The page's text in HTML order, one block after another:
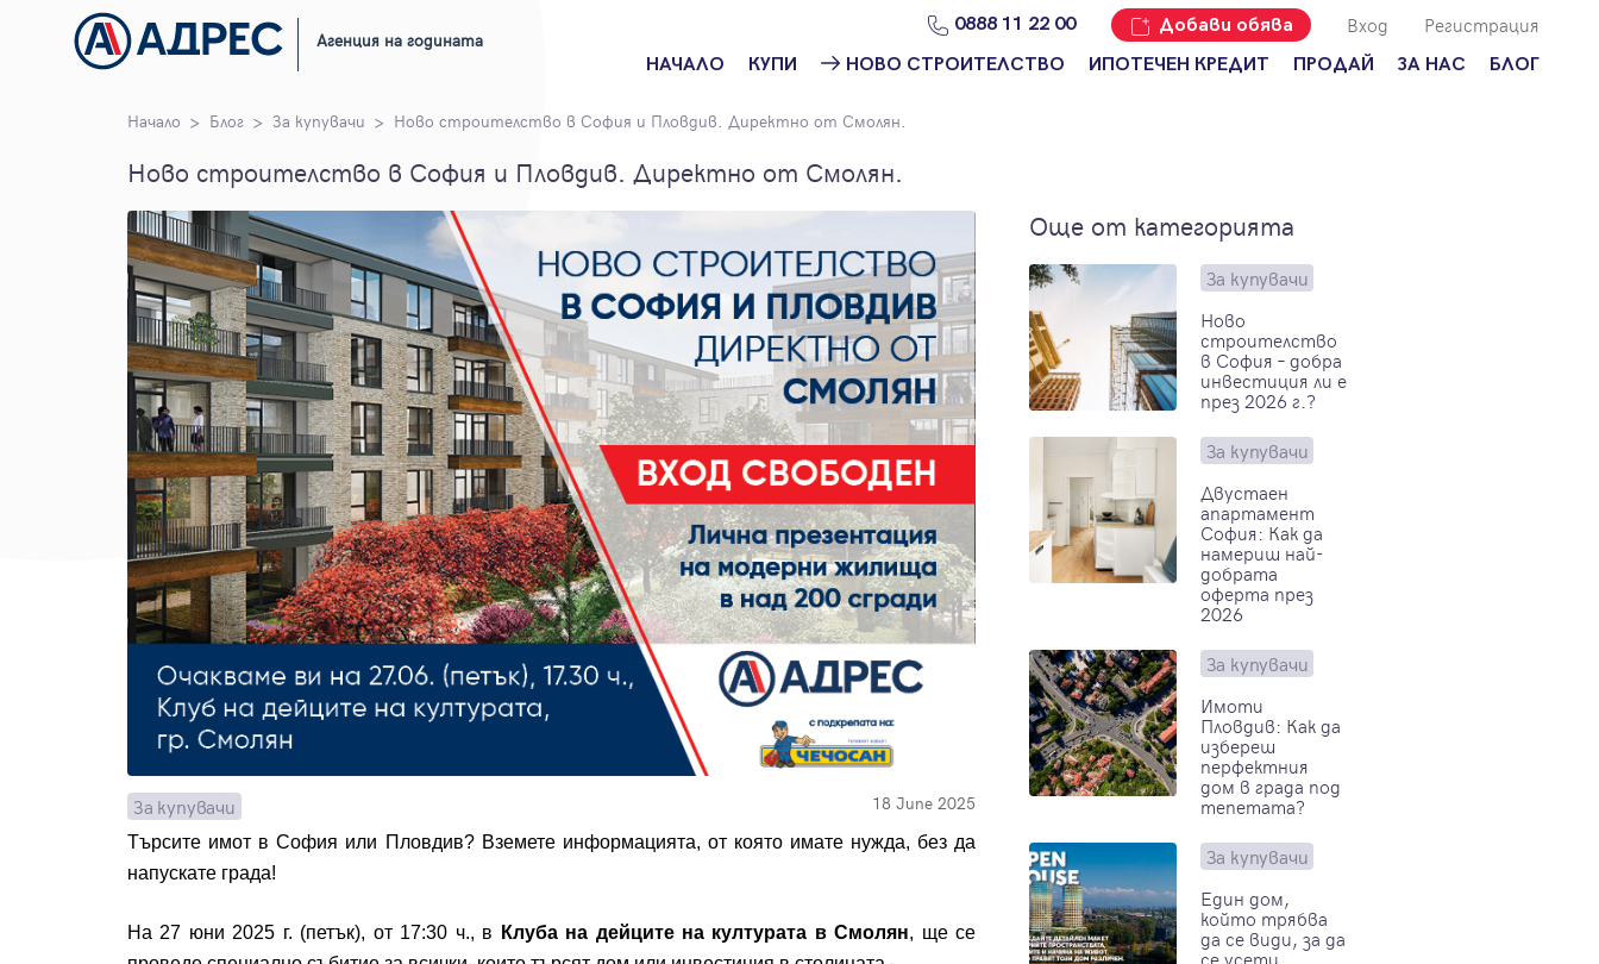
Агенция на годината
0888 11 22 00 Добави обява Вход Регистрация
НАЧАЛО КУПИ
Намери
имот
Защо да купя
НОВО СТРОИТЕЛСТВО
Ново
Ново
строителство
Пловдив
Ново
строителство
Бургас
Проекти ново
строителство
ИПОТЕЧЕН КРЕДИТ ПРОДАЙ
имот с
Адрес?
ЗА НАС БЛОГ
Начало Блог За купувачи Ново строителство в София и Пловдив. Директно от Смолян.
Ново строителство в София и Пловдив. Директно от Смолян.
За купувачи 18 June 2025
Търсите имот в София или Пловдив? Вземете информацията, от която имате нужда, без да
напускате града!
На 27 юни 2025 г. (петък), от 17:30 ч., в Клуба на дейците на културата в Смолян, ще се
Още от категорията
За купувачи
Ново
строителство
в София – добра
инвестиция ли е
през 2026 г.?
За купувачи
Двустаен
апартамент
София: Как да
намериш най-
добрата
оферта през
2026
За купувачи
Имоти
Пловдив: Как да
избереш
перфектния
дом в града под
тепетата?
За купувачи
Един дом,
който трябва
да се види, за да
се усети.